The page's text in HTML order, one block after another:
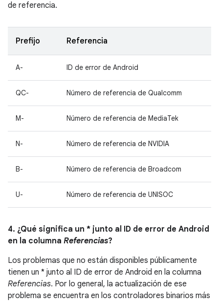
de referencia.
Prefijo Referencia
A- ID de error de Android
QC- Número de referencia de Qualcomm
M- Número de referencia de MediaTek
N- Número de referencia de NVIDIA
B- Número de referencia de Broadcom
U- Número de referencia de UNISOC
4. ¿Qué significa un * junto al ID de error de Android
en la columna Referencias?
Los problemas que no están disponibles públicamente
tienen un * junto al ID de error de Android en la columna
Referencias. Por lo general, la actualización de ese
problema se encuentra en los controladores binarios más